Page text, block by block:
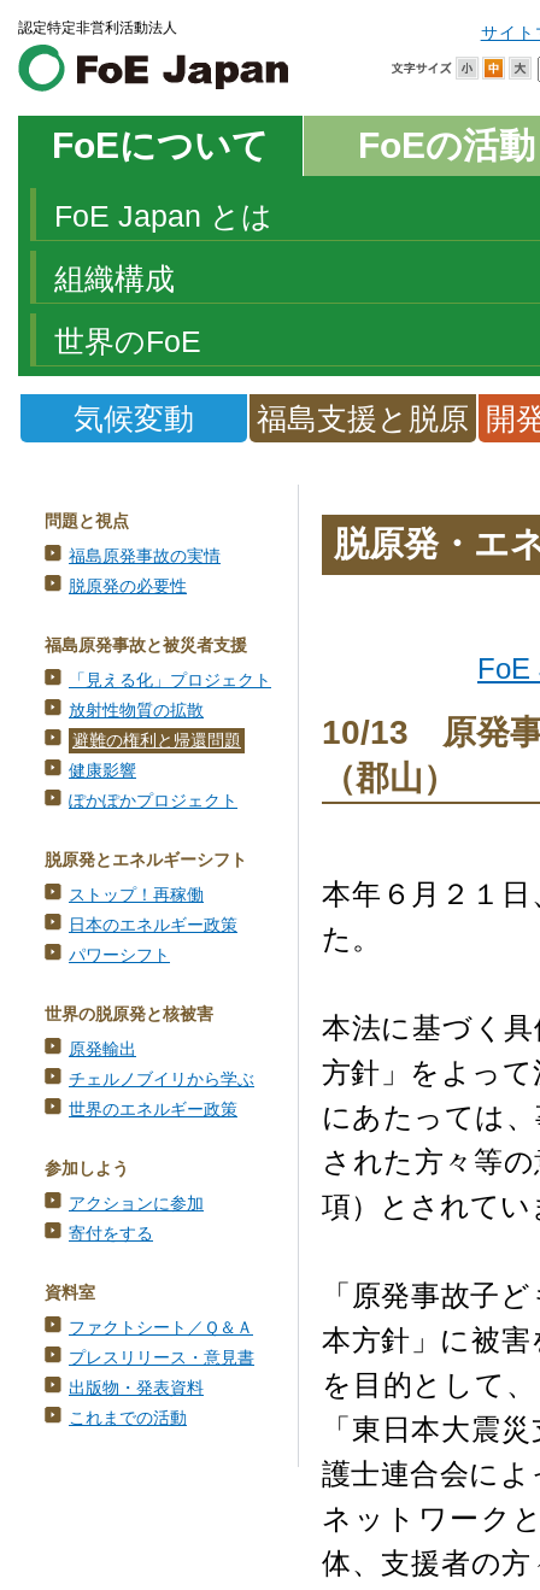
認定特定非営利活動法人 サイト
FoEについて FoEの活動
FoE Japan とは
組織構成
世界のFoE
気候変動
福島支援と脱原
開
問題と視点
福島原発事故の実情
脱原発の必要性
福島原発事故と被災者支援
「見える化」プロジェクト
放射性物質の拡散
避難の権利と帰還問題
健康影響
ぽかぽかプロジェクト
脱原発とエネルギーシフト
ストップ！再稼働
日本のエネルギー政策
パワーシフト
世界の脱原発と核被害
原発輸出
チェルノブイリから学ぶ
世界のエネルギー政策
参加しよう
アクションに参加
寄付をする
資料室
ファクトシート／Ｑ＆Ａ
プレスリリース・意見書
出版物・発表資料
これまでの活動
脱原発・エ
FoE
10/13 原発事
（郡山）
本年６月２１
た。
本法に基づく
方針」をよっ
にあたっては
された方々等
項）とされてい
「原発事故子
本方針」に被
を目的として
「東日本大震
護士連合会に
ネットワーク
体、支援者の